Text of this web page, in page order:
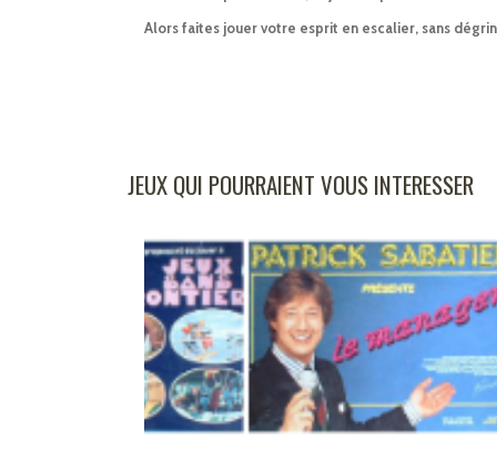
Alors faites jouer votre esprit en escalier, sans
JEUX QUI POURRAIENT VOUS INTERESSER